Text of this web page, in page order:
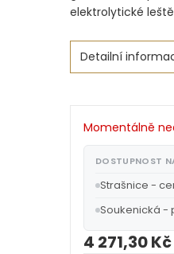
elektrolytické
Detailní
Momentálně
DOSTUPNOST
Strašnice -
Soukenická -
4 271,30 Kč